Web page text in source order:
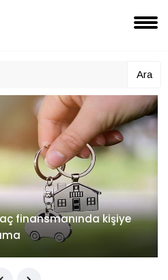
Ara
başlıyor